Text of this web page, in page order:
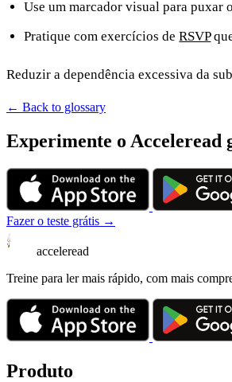
Use um marcador visual para puxar
Pratique com exercícios deRSVP
Reduzir a dependência excessiva da
← Back to glossary
Experimente o Acceleread
Fazer o teste grátis →
acceleread
Treine para ler mais rápido, com mais
Produto